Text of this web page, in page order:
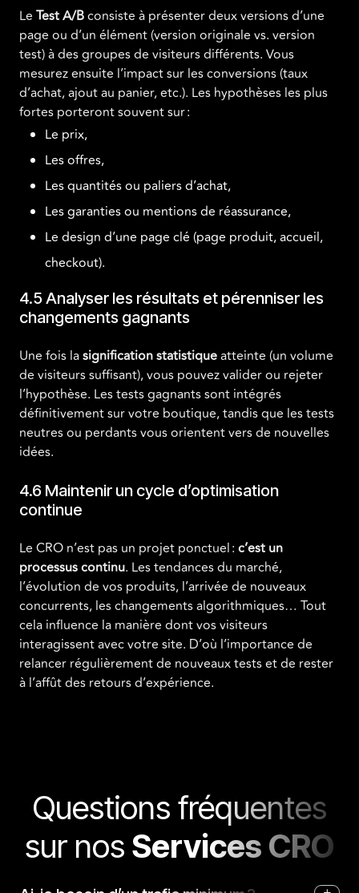
Le Test A/Bconsiste à présenter deux versions d’une
page ou d’un élément (version originale vs. version
test) à des groupes de visiteurs différents. Vous
mesurez ensuite l’impact sur les conversions (taux
d’achat, ajout au panier, etc.). Les hypothèses les plus
fortes porteront souvent sur :
Le prix,
Les offres,
Les quantités ou paliers d’achat,
Les garanties ou mentions de réassurance,
Le design d’une page clé (page produit, accueil,
checkout).
4.5 Analyser les résultats et pérenniser les
changements gagnants
Une fois lasignification statistiqueatteinte (un volume
de visiteurs suffisant), vous pouvez valider ou rejeter
l’hypothèse. Les tests gagnants sont intégrés
définitivement sur votre boutique, tandis que les tests
neutres ou perdants vous orientent vers de nouvelles
idées.
4.6 Maintenir un cycle d’optimisation
continue
Le CRO n’est pas un projet ponctuel : c’est un
processus continu. Les tendances du marché,
l’évolution de vos produits, l’arrivée de nouveaux
concurrents, les changements algorithmiques… Tout
cela influence la manière dont vos visiteurs
interagissent avec votre site. D’où l’importance de
relancer régulièrement de nouveaux tests et de rester
à l’affût des retours d’expérience.
Questions fréquentes
sur nos Services CRO